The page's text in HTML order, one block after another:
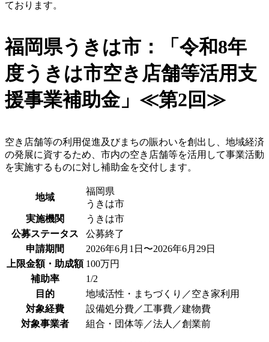
ております。
福岡県うきは市：「令和8年
度うきは市空き店舗等活用支
援事業補助金」≪第2回≫
空き店舗等の利用促進及びまちの賑わいを創出し、地域経済
の発展に資するため、市内の空き店舗等を活用して事業活動
を実施するものに対し補助金を交付します。
地域
福岡県
うきは市
実施機関
うきは市
公募ステータス
公募終了
申請期間
2026年6月1日〜2026年6月29日
上限金額・助成額 100万円
補助率
1/2
目的
地域活性・まちづくり／空き家利用
対象経費
設備処分費／工事費／建物費
対象事業者
組合・団体等／法人／創業前